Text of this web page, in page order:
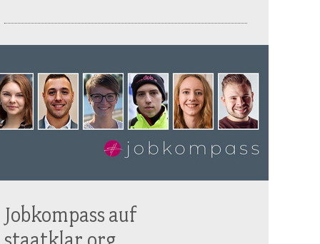
Jobkompass auf